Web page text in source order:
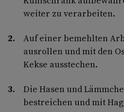
weiter zu verarbeiten.
Auf einer bemehlten
ausrollen und mit den
Kekse ausstechen.
Die Hasen und
bestreichen und mit